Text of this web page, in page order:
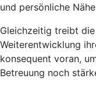
und persönliche
Gleichzeitig treibt
Weiterentwicklung
konsequent voran,
Betreuung noch